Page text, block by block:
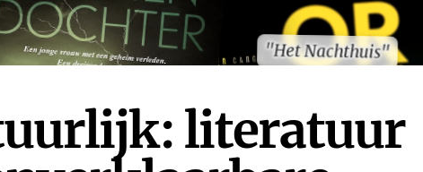
"Het Nachthuis"
"Het Nachthuis"
literatuur